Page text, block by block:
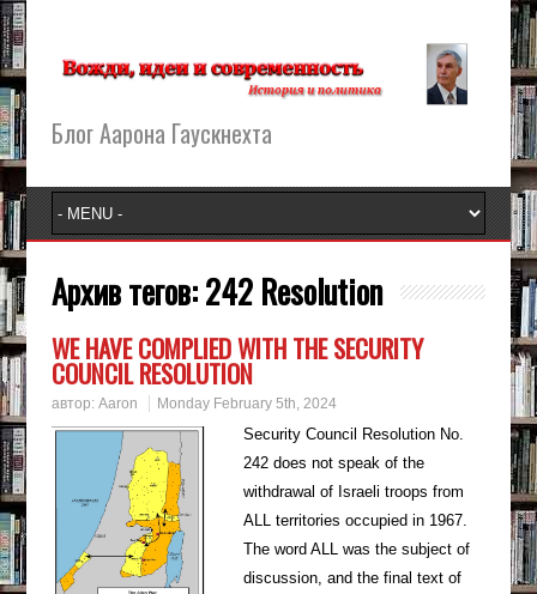
Блог Аарона Гаускнехта
Архив тегов:242 Resolution
WE HAVE COMPLIED WITH THE SECURITY
COUNCIL RESOLUTION
автор: Aaron Monday February 5th, 2024
Security Council Resolution No.
242 does not speak of the
withdrawal of Israeli troops from
ALL territories occupied in 1967.
The word ALL was the subject of
discussion, and the final text of